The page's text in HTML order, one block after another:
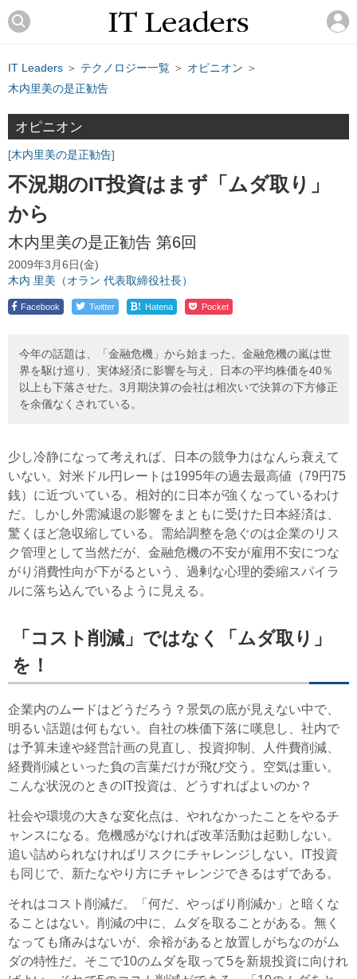
IT Leaders ＞ テクノロジー一覧 ＞ オピニオン ＞
木内里美の是正勧告
オピニオン
木内里美の是正勧告
不況期のIT投資はまず「ムダ取り」
から
木内里美の是正勧告 第6回
2009年3月6日(金)
木内 里美（オラン 代表取締役社長）
Facebook Twitter ! Hatena Pocket
今年の話題は、「金融危機」から始まった。金融危機の嵐は世
界を駆け巡り、実体経済に影響を与え、日本の平均株価を40％
以上も下落させた。3月期決算の会社は相次いで決算の下方修正
を余儀なくされている。
少し冷静になって考えれば、日本の競争力はなんら衰えて
いない。対米ドル円レートは1995年の過去最高値（79円75
銭）に近づいている。相対的に日本が強くなっているわけ
だ。しかし外需減退の影響をまともに受けた日本経済は、
驚くほど急収縮している。需給調整を急ぐのは企業のリス
ク管理として当然だが、金融危機の不安が雇用不安につな
がり消費性向が下がるという、過剰な心理的委縮スパイラ
ルに落ち込んでいるように見える。
「コスト削減」ではなく「ムダ取り」
を！
企業内のムードはどうだろう？景気の底が見えない中で、
明るい話題は何もない。自社の株価下落に嘆息し、社内で
は予算未達や経営計画の見直し、投資抑制、人件費削減、
経費削減といった負の言葉だけが飛び交う。空気は重い。
こんな状況のときのIT投資は、どうすればよいのか？
社会や環境の大きな変化点は、やれなかったことをやるチ
ャンスになる。危機感がなければ改革活動は起動しない。
追い詰められなければリスクにチャレンジしない。IT投資
も同じで、新たなやり方にチャレンジできるはずである。
それはコスト削減だ。「何だ、やっぱり削減か」と暗くな
ることはない。削減の中に、ムダを取ることがある。無く
なっても痛みはないが、余裕があると放置しがちなのがム
ダの特性だ。そこで10のムダを取って5を新規投資に向けれ